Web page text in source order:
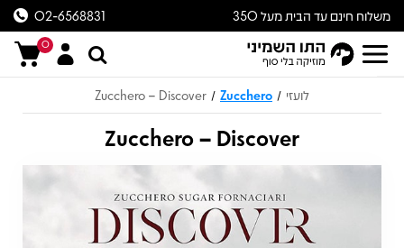
משלוח חינם עד הבית מעל 350
ש״ח
02-6568831
0
לועזי /
Zucchero
/
Zucchero – Discover
Zucchero – Discover